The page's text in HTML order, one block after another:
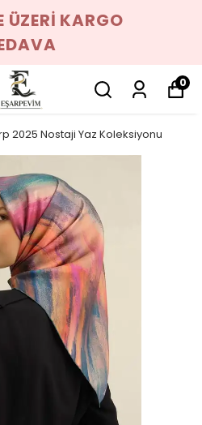
ÜZERİ KARGO
0
2025 Nostaji Yaz Koleksiyonu